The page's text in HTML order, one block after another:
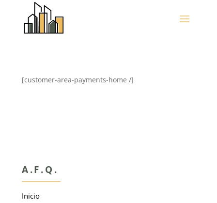
[customer-area-payments-home /]
A.F.Q.
Inicio